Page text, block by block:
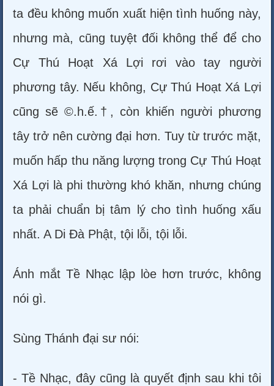
ta đều không muốn xuất hiện tình huống này,
nhưng mà, cũng tuyệt đối không thể để cho
Cự Thú Hoạt Xá Lợi rơi vào tay người
phương tây. Nếu không, Cự Thú Hoạt Xá Lợi
cũng sẽ ©.h.ế.†, còn khiến người phương
tây trở nên cường đại hơn. Tuy từ trước mặt,
muốn hấp thu năng lượng trong Cự Thú Hoạt
Xá Lợi là phi thường khó khăn, nhưng chúng
ta phải chuẩn bị tâm lý cho tình huống xấu
nhất. A Di Đà Phật, tội lỗi, tội lỗi.
Ánh mắt Tề Nhạc lập lòe hơn trước, không
nói gì.
Sùng Thánh đại sư nói:
- Tề Nhạc, đây cũng là quyết định sau khi tôi